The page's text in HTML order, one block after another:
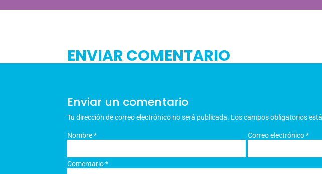
ENVIAR COMENTARIO
Enviar un comentario
Tu dirección de correo electrónico no será publicada. Los campos obligatorios
Comentario*
Nombre* Correo electrónico*